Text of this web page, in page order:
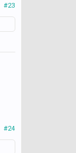
#23
#24